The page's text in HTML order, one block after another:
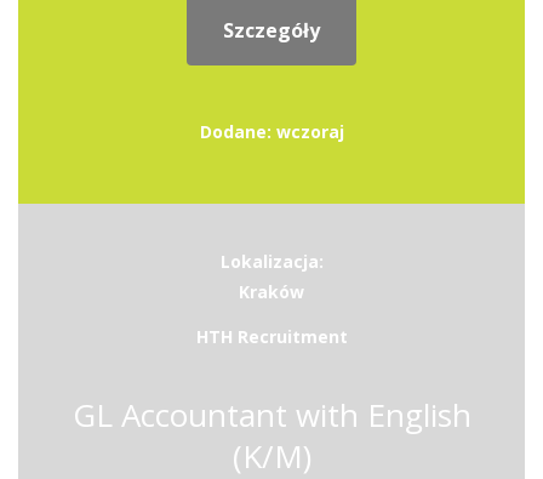
Szczegóły
Dodane: wczoraj
Lokalizacja:
Kraków
HTH Recruitment
GL Accountant with English
(K/M)